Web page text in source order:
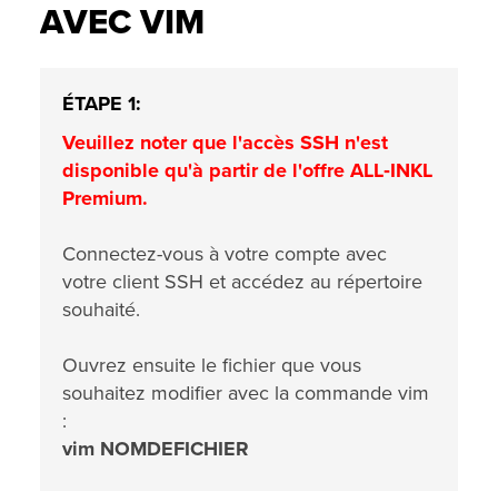
AVEC VIM
ÉTAPE 1:
Veuillez noter que l'accès SSH n'est
disponible qu'à partir de l'offre ALL‑INKL
Premium.
Connectez-vous à votre compte avec
votre client SSH et accédez au répertoire
souhaité.
Ouvrez ensuite le fichier que vous
souhaitez modifier avec la commande vim
:
vim NOMDEFICHIER